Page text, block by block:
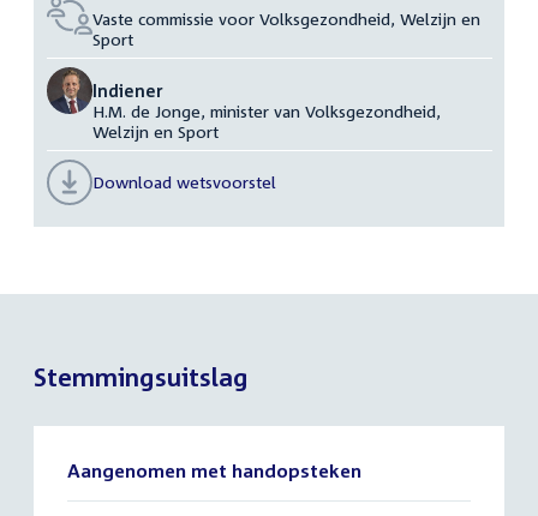
Vaste commissie voor Volksgezondheid, Welzijn en
Sport
Indiener
H.M. de Jonge, minister van Volksgezondheid,
Welzijn en Sport
Download wetsvoorstel
Stemmingsuitslag
Aangenomen met handopsteken